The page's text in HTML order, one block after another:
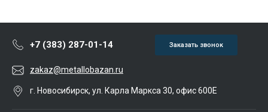
+7 (383) 287-01-14 Заказать звонок
zakaz@metallobazan.ru
г. Новосибирск, ул. Карла Маркса 30, офис 600Е